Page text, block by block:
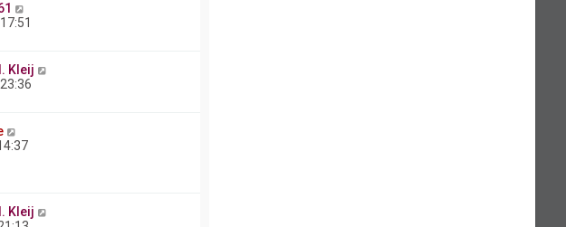
Kleij
Kleij